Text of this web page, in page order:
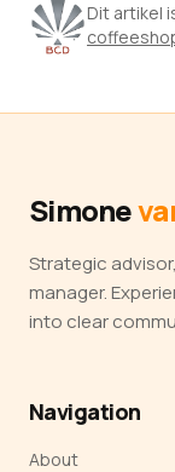
Dit artikel
Simone
Strategic
manager.
into clear
Navigation
About